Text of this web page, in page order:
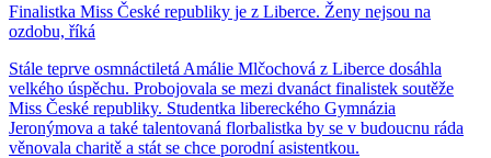
Finalistka Miss České republiky je z Liberce. Ženy nejsou na
ozdobu, říká
Stále teprve osmnáctiletá Amálie Mlčochová z Liberce dosáhla
velkého úspěchu. Probojovala se mezi dvanáct finalistek soutěže
Miss České republiky. Studentka libereckého Gymnázia
Jeronýmova a také talentovaná florbalistka by se v budoucnu ráda
věnovala charitě a stát se chce porodní asistentkou.